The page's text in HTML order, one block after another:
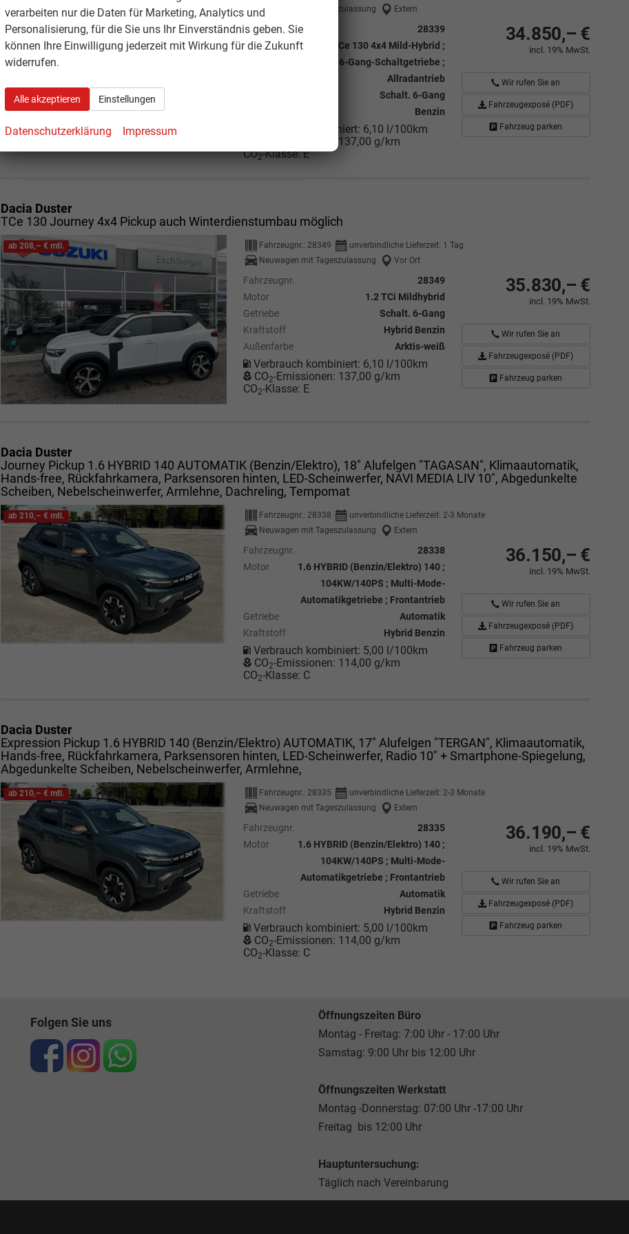
Neuwagen mit Tageszulassung
Extern
Fahrzeugnr.
28339
Motor
1.2 TCe 130 4x4 Mild-Hybrid ;
96KW/130PS ; 6-Gang-Schaltgetriebe ;
Allradantrieb
Schalt. 6-Gang
Benzin
Verbrauch kombiniert: 6,10 l/100km
137,00 g/km
CO2-Klasse: E
34.850,– €
incl. 19% MwSt.
Wir rufen Sie an
Fahrzeugexposé (PDF)
Fahrzeug parken
Dacia Duster
TCe 130 Journey 4x4 Pickup auch Winterdienstumbau möglich
Fahrzeugnr.: 28349 unverbindliche Lieferzeit: 1 Tag
Neuwagen mit Tageszulassung
Vor Ort
Fahrzeugnr.
28349
Motor
1.2 TCi Mildhybrid
Getriebe
Schalt. 6-Gang
Kraftstoff
Hybrid Benzin
Außenfarbe
Arktis-weiß
Verbrauch kombiniert: 6,10 l/100km
CO2-Emissionen: 137,00 g/km
CO2-Klasse: E
ab 208,– € mtl.
35.830,– €
incl. 19% MwSt.
Wir rufen Sie an
Fahrzeugexposé (PDF)
Fahrzeug parken
Dacia Duster
Journey Pickup 1.6 HYBRID 140 AUTOMATIK (Benzin/Elektro), 18" Alufelgen "TAGASAN", Klimaautomatik,
Hands-free, Rückfahrkamera, Parksensoren hinten, LED-Scheinwerfer, NAVI MEDIA LIV 10", Abgedunkelte
Scheiben, Nebelscheinwerfer, Armlehne, Dachreling, Tempomat
Fahrzeugnr.: 28338
unverbindliche Lieferzeit: 2-3 Monate
Neuwagen mit Tageszulassung
Extern
Fahrzeugnr.
28338
Motor
1.6 HYBRID (Benzin/Elektro) 140 ;
104KW/140PS ; Multi-Mode-
Automatikgetriebe ; Frontantrieb
Getriebe
Automatik
Kraftstoff
Hybrid Benzin
Verbrauch kombiniert: 5,00 l/100km
CO2-Emissionen: 114,00 g/km
CO2-Klasse: C
ab 210,– € mtl.
36.150,– €
incl. 19% MwSt.
Wir rufen Sie an
Fahrzeugexposé (PDF)
Fahrzeug parken
Dacia Duster
Expression Pickup 1.6 HYBRID 140 (Benzin/Elektro) AUTOMATIK, 17" Alufelgen "TERGAN", Klimaautomatik,
Hands-free, Rückfahrkamera, Parksensoren hinten, LED-Scheinwerfer, Radio 10" + Smartphone-Spiegelung,
Abgedunkelte Scheiben, Nebelscheinwerfer, Armlehne,
Fahrzeugnr.: 28335
unverbindliche Lieferzeit: 2-3 Monate
Neuwagen mit Tageszulassung
Extern
Fahrzeugnr.
28335
Motor
1.6 HYBRID (Benzin/Elektro) 140 ;
104KW/140PS ; Multi-Mode-
Automatikgetriebe ; Frontantrieb
Getriebe
Automatik
Kraftstoff
Hybrid Benzin
Verbrauch kombiniert: 5,00 l/100km
CO2-Emissionen: 114,00 g/km
CO2-Klasse: C
ab 210,– € mtl.
36.190,– €
incl. 19% MwSt.
Wir rufen Sie an
Fahrzeugexposé (PDF)
Fahrzeug parken
Folgen Sie uns
Öffnungszeiten Büro
Montag - Freitag: 7:00 Uhr - 17:00 Uhr
Samstag: 9:00 Uhr bis 12:00 Uhr
Öffnungszeiten Werkstatt
Montag -Donnerstag: 07:00 Uhr -17:00 Uhr
Freitag bis 12:00 Uhr
Hauptuntersuchung:
Täglich nach Vereinbarung
verarbeiten nur die Daten für Marketing, Analytics und
Personalisierung, für die Sie uns Ihr Einverständnis geben. Sie
können Ihre Einwilligung jederzeit mit Wirkung für die Zukunft
widerrufen.
Alle akzeptieren Einstellungen
Datenschutzerklärung Impressum